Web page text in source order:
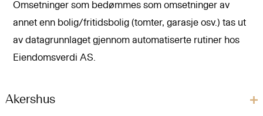
Omsetninger som bedømmes som omsetninger av
annet enn bolig/fritidsbolig (tomter, garasje osv.) tas ut
av datagrunnlaget gjennom automatiserte rutiner hos
Eiendomsverdi AS.
Akershus